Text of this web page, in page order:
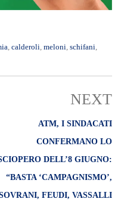
, calderoli, meloni, schifani,
NEXT
ATM, I SINDACATI
CONFERMANO LO
DELL’8 GIUGNO:
“BASTA ‘CAMPAGNISMO’,
FEUDI, VASSALLI